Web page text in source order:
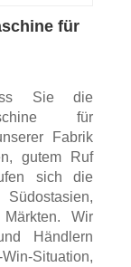
für
Sie die
für
Fabrik
gutem Ruf
sich die
Wir
Händlern
Situation,